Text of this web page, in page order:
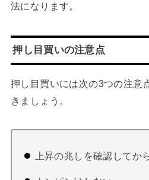
法になります。
押し目買いの注意点
押し目買いには次の3つの注意
きましょう。
上昇の兆しを確認してか